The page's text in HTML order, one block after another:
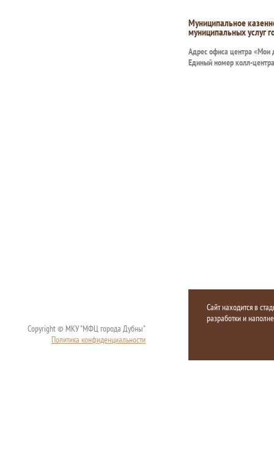
Муниципальное
муниципальных услуг
Адрес офиса центра «Мои
Единый номер колл-
Copyright © МКУ "МФЦ города Дубны"
Политика конфиденциальности
Сайт находится в
разработки и